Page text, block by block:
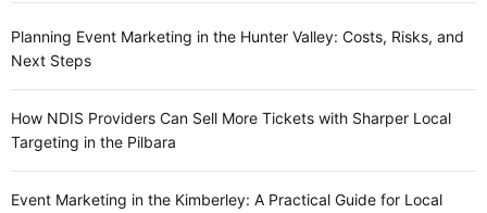
Planning Event Marketing in the Hunter Valley: Costs, Risks, and
Next Steps
How NDIS Providers Can Sell More Tickets with Sharper Local
Targeting in the Pilbara
Event Marketing in the Kimberley: A Practical Guide for Local